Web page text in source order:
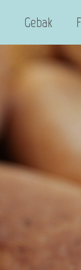
Gebak